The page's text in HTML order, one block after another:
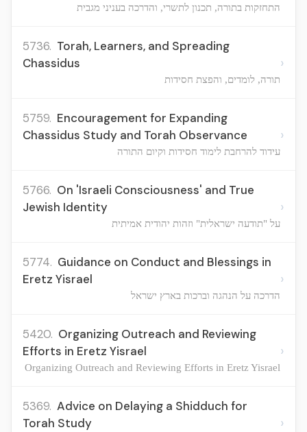
התחזקות בתורה, תכנון לתשרי, והדרכה בעניני מגבית
5736. Torah, Learners, and Spreading
Chassidus
תורה, לומדים, והפצת חסידות
›
5759. Encouragement for Expanding
Chassidus Study and Torah Observance
עידוד להרחבת לימוד חסידות וקיום התורה
›
5766. On 'Israeli Consciousness' and True
Jewish Identity
על "תודעה ישראלית" וזהות יהודית אמיתית
›
5774. Guidance on Conduct and Blessings in
Eretz Yisrael
הדרכה על הנהגה וברכות בארץ ישראל
›
5420. Organizing Outreach and Reviewing
Efforts in Eretz Yisrael
Organizing Outreach and Reviewing Efforts in Eretz Yisrael
›
5369. Advice on Delaying a Shidduch for
Torah Study
›